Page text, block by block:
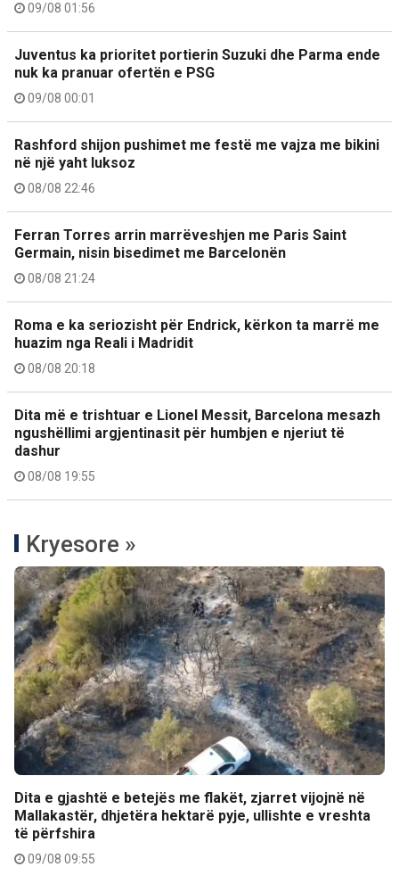
09/08 01:56
Juventus ka prioritet portierin Suzuki dhe Parma ende
nuk ka pranuar ofertën e PSG
09/08 00:01
Rashford shijon pushimet me festë me vajza me bikini
në një yaht luksoz
08/08 22:46
Ferran Torres arrin marrëveshjen me Paris Saint
Germain, nisin bisedimet me Barcelonën
08/08 21:24
Roma e ka seriozisht për Endrick, kërkon ta marrë me
huazim nga Reali i Madridit
08/08 20:18
Dita më e trishtuar e Lionel Messit, Barcelona mesazh
ngushëllimi argjentinasit për humbjen e njeriut të
dashur
08/08 19:55
Kryesore »
Dita e gjashtë e betejës me flakët, zjarret vijojnë në
Mallakastër, dhjetëra hektarë pyje, ullishte e vreshta
të përfshira
09/08 09:55